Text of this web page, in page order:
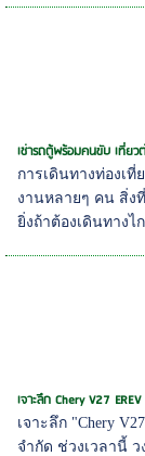
เช่ารถตู้พร้อมคนขับ เที่ยว
การเดินทางท่องเ
งานหลายๆ คน สิ่ง
ยิ่งถ้าต้องเดินทางไ
เจาะลึก Chery V27 EREV
เจาะลึก "Chery
จำกัด ช่วงเวลานี้